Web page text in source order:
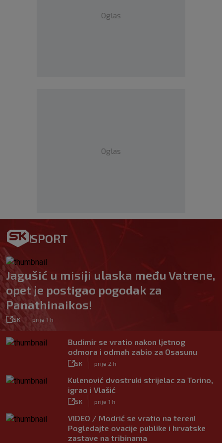
Oglas
Oglas
SPORT
Jagušić u misiji ulaska među Vatrene,
opet je postigao pogodak za
Panathinaikos!
SK prije 1 h
Budimir se vratio nakon ljetnog
odmora i odmah zabio za Osasunu
SK prije 2 h
Kulenović dvostruki strijelac za Torino,
igrao i Vlašić
SK prije 1 h
VIDEO / Modrić se vratio na teren!
Pogledajte ovacije publike i hrvatske
zastave na tribinama